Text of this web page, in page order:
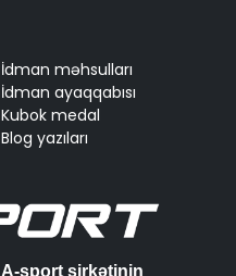
İdman məhsulları
İdman ayaqqabısı
Kubok medal
Blog yazıları
A-sport şirkətinin